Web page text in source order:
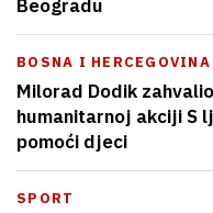
Beogradu
BOSNA I HERCEGOVINA
Milorad Dodik
humanitarnoj akciji S
pomoći djeci
SPORT